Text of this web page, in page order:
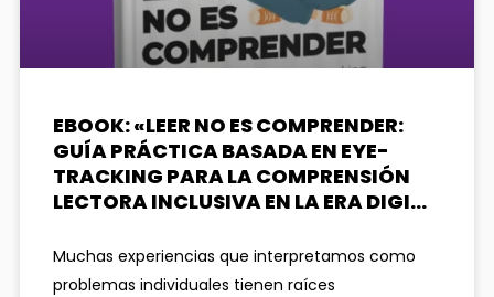
EBOOK: «LEER NO ES COMPRENDER:
GUÍA PRÁCTICA BASADA EN EYE-
TRACKING PARA LA COMPRENSIÓN
LECTORA INCLUSIVA EN LA ERA DIGI…
Muchas experiencias que interpretamos como
problemas individuales tienen raíces